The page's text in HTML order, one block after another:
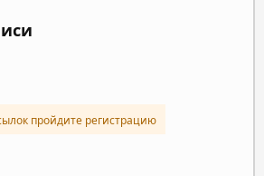
пройдите регистрацию